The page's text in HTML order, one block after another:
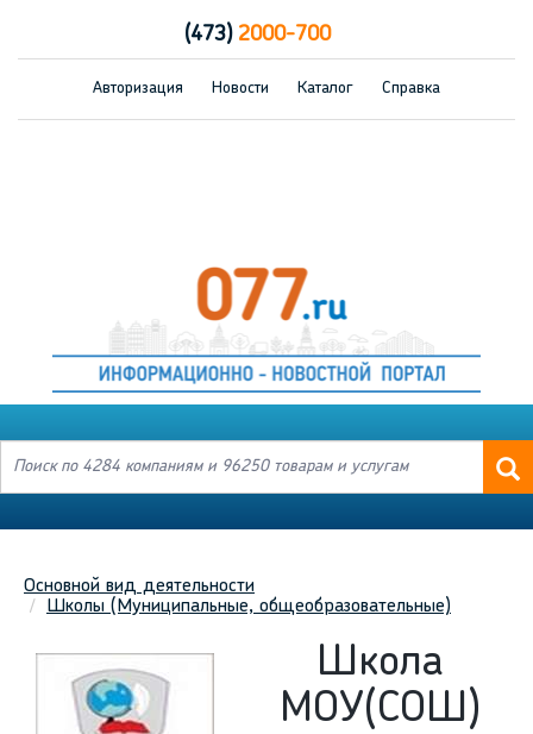
(473)2000-700
Авторизация Новости Каталог Справка
Основной вид деятельности
Школы (Муниципальные, общеобразовательные)
Школа
МОУ(СОШ)